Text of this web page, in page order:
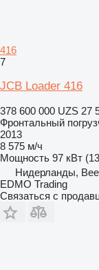
416
7
JCB Loader 416
378 600 000 UZS 27
Фронтальный
2013
8 575 м/ч
Мощность 97 кВт
Нидерланды,
EDMO Trading
Связаться с